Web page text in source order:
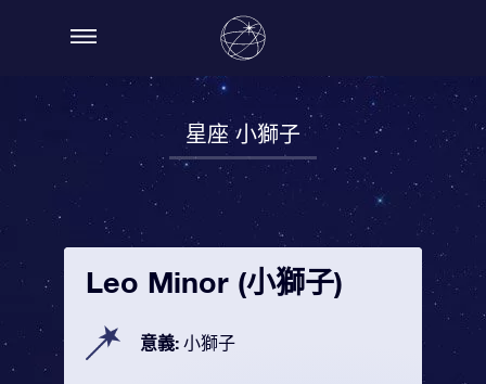
星座 小獅子
Leo Minor (小獅子)
意義: 小獅子